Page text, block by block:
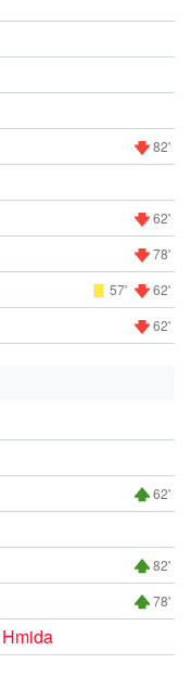
82'
62'
78'
57' 62'
62'
62'
82'
78'